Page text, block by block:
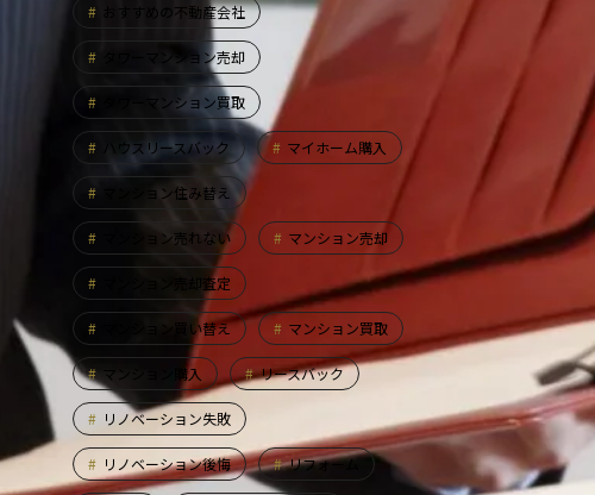
おすすめの不動産会社
タワーマンション売却
タワーマンション買取
ハウスリースバック マイホーム購入
マンション住み替え
マンション売れない マンション売却
マンション売却査定
マンション買い替え マンション買取
マンション購入 リースバック
リノベーション失敗
リノベーション後悔 リフォーム